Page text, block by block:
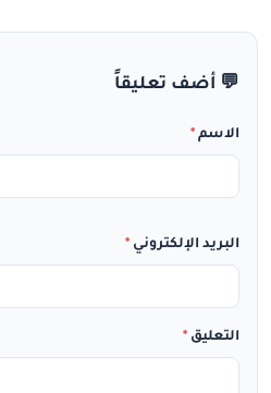
💬 أضف تعليقاً
الاسم *
البريد الإلكتروني *
التعليق *